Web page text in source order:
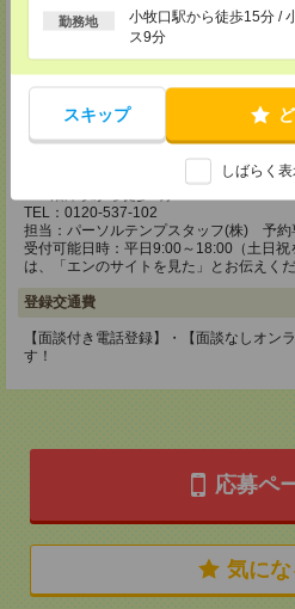
10h ※月収例を保証する
りません。
勤務地
小牧口駅から徒歩15分 /
ス9分
スキップ
しばらく
静岡県静岡市葵区黒金町11-7 大樹生命静
■JR静岡駅から徒歩5分
TEL：0120-537-102
担当：パーソルテンプスタッフ(株) 予約
静岡コーディネートセンター（沼津）
静岡県沼津市大手町2-10-14 ファース沼
TEL：0120-537-102
担当：パーソルテンプスタッフ(株) 予約
受付可能日時：平日9:00～18:00（土日
は、「エンのサイトを見た」とお伝えくだ
登録交通費
【面談付き電話登録】・【面談なしオン
す！
応募ペ
気にな